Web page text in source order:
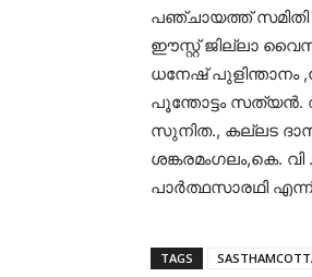
പഞ്ചായത്ത് സമിതി
ഈസ്റ്റ് ജില്ലാ
ധനേഷ്
പൂന്തോട്ടം സത്യൻ.
സുനിത., കല്ലട
ശങ്കരമംഗലം,കെ.
പാർത്ഥസാരഥി
TAGS